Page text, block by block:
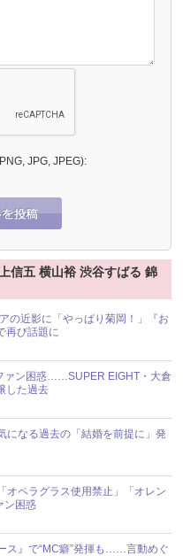
JPG, JPEG):
信五 横山裕 渋谷すばる 錦
の近影に「やっぱり菊岡！」『お
再び話題に
ァン困惑……SUPER EIGHT・大倉
した過去
になる過去の「結婚を前提に」発
オペラグラス使用禁止」「オレン
ン困惑
ス』で“MC癖”発揮も……言動めぐ